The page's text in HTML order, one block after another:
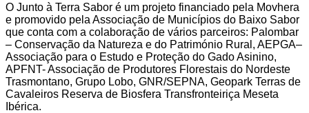
O Junto à Terra Sabor é um projeto financiado pela Movhera
e promovido pela Associação de Municípios do Baixo Sabor
que conta com a colaboração de vários parceiros: Palombar
– Conservação da Natureza e do Património Rural , AEPGA–
Associação para o Estudo e Proteção do Gado Asinino,
APFNT- Associação de Produtores Florestais do Nordeste
Trasmontano, Grupo Lobo, GNR/SEPNA, Geopark Terras de
Cavaleiros Reserva de Biosfera Transfronteiriça Meseta
Ibérica.